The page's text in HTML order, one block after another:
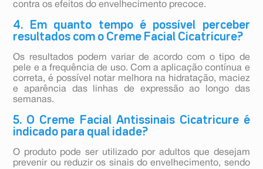
contra os efeitos do envelhecimento precoce.
4. Em quanto tempo é possível perceber
resultados com o Creme Facial Cicatricure?
Os resultados podem variar de acordo com o tipo de
pele e a frequência de uso. Com a aplicação contínua e
correta, é possível notar melhora na hidratação, maciez
e aparência das linhas de expressão ao longo das
semanas.
5. O Creme Facial Antissinais Cicatricure é
indicado para qual idade?
O produto pode ser utilizado por adultos que desejam
prevenir ou reduzir os sinais do envelhecimento, sendo